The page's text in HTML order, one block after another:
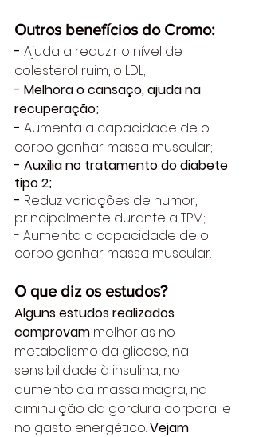
Outros benefícios do Cromo:
- Ajuda a reduzir o nível de
colesterol ruim, o LDL;
- Melhora o cansaço, ajuda na
recuperação;
- Aumenta a capacidade de o
corpo ganhar massa muscular;
- Auxilia no tratamento do diabete
tipo 2;
- Reduz variações de humor,
principalmente durante a TPM;
- Aumenta a capacidade de o
corpo ganhar massa muscular.
O que diz os estudos?
Alguns estudos realizados
comprovam melhorias no
metabolismo da glicose, na
sensibilidade à insulina, no
aumento da massa magra, na
diminuição da gordura corporal e
no gasto energético. Vejam